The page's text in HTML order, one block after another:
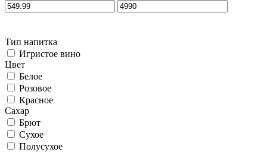
Тип напитка
Игристое вино
Цвет
Белое
Розовое
Красное
Сахар
Брют
Сухое
Полусухое